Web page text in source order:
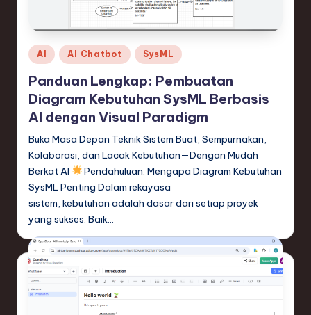
si
a
n
-
L
a
t
e
s
t
T
r
e
Posted
in
AI AI Chatbot SysML
Panduan Lengkap: Pembuatan
Diagram Kebutuhan SysML Berbasis
AI dengan Visual Paradigm
Buka Masa Depan Teknik Sistem Buat, Sempurnakan,
Kolaborasi, dan Lacak Kebutuhan—Dengan Mudah
Berkat AI
Pendahuluan: Mengapa Diagram Kebutuhan
SysML Penting Dalam rekayasa
sistem, kebutuhan adalah dasar dari setiap proyek
yang sukses. Baik…